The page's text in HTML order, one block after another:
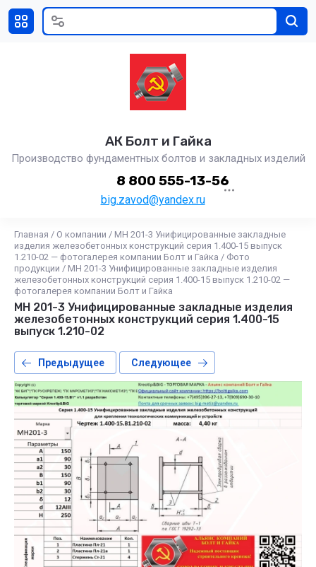
АК Болт и Гайка
Производство фундаментных болтов и закладных изделий
big.zavod@yandex.ru
8 800 555-13-56
Главная / О компании / МН 201-3 Унифицированные закладные
изделия железобетонных конструкций серия 1.400-15 выпуск
1.210-02 — фотогалерея компании Болт и Гайка / Фото
продукции / МН 201-3 Унифицированные закладные изделия
железобетонных конструкций серия 1.400-15 выпуск 1.210-02 —
фотогалерея компании Болт и Гайка
МН 201-3 Унифицированные закладные изделия
железобетонных конструкций серия 1.400-15
выпуск 1.210-02
Предыдущее Следующее